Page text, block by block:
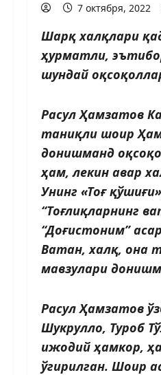
7 октября, 2022
Шарқ халқлари
ҳурматли,
шундай
Расул Ҳамзатов
таниқли шоир
донишманд
ҳам, лекин авар
Унинг «Тоғ
“Тоғлиқларнинг
“Доғистоним”
Ватан, халқ, она
мавзулари
Расул Ҳамзатов
Шукрулло, Туроб
ижодий ҳамкор,
ўгирилган. Шоир